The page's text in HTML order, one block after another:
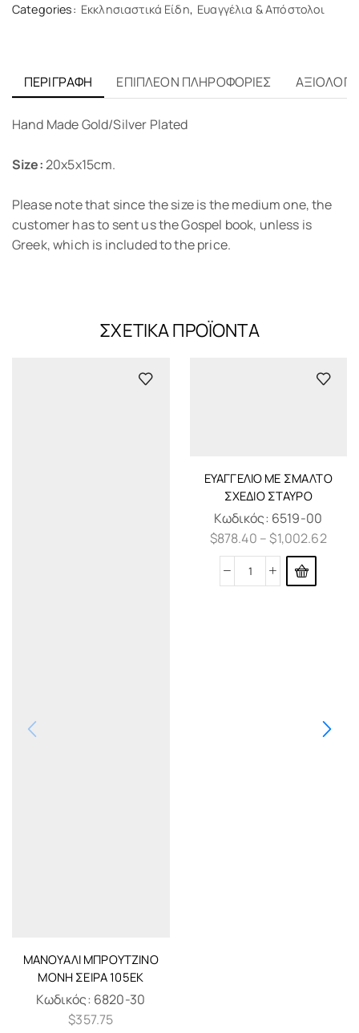
Categories: Εκκλησιαστικά Είδη, Ευαγγέλια & Απόστολοι
ΠΕΡΙΓΡΑΦΉ ΕΠΙΠΛΈΟΝ ΠΛΗΡΟΦΟΡΊΕΣ
Hand Made Gold/Silver Plated
Size:20x5x15cm.
Please note that since the size is the medium one, the
customer has to sent us the Gospel book, unless is
Greek, which is included to the price.
ΣΧΕΤΙΚΆ ΠΡΟΪΌΝΤΑ
ΜΑΝΟΥΆΛΙ ΜΠΡΟΎΤΖΙΝΟ
ΜΟΝΉ ΣΕΙΡΆ 105ΕΚ
Κωδικός: 6820-30
$357.75
ΕΥΑΓΓΈΛΙΟ ΜΕ ΣΜΆΛΤΟ
ΣΧΈΔΙΟ ΣΤΑΥΡΌ
Κωδικός: 6519-00
$878.40 –$1,002.62